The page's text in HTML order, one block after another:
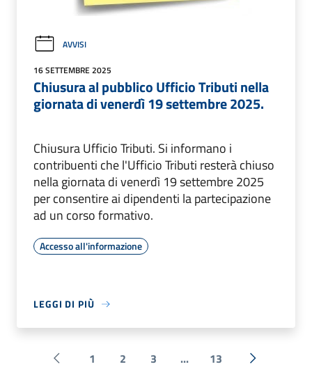
AVVISI
16 SETTEMBRE 2025
Chiusura al pubblico Ufficio Tributi nella
giornata di venerdì 19 settembre 2025.
Chiusura Ufficio Tributi. Si informano i
contribuenti che l'Ufficio Tributi resterà chiuso
nella giornata di venerdì 19 settembre 2025
per consentire ai dipendenti la partecipazione
ad un corso formativo.
Accesso all'informazione
LEGGI DI PIÙ
1 2 3 ... 13